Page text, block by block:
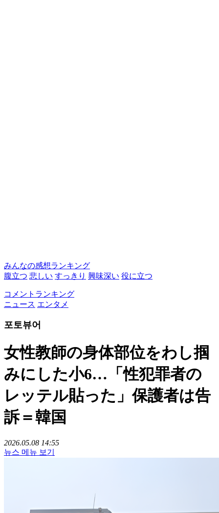
みんなの感想ランキング
腹立つ 悲しい すっきり 興味深い 役に立つ
コメントランキング
ニュース エンタメ
포토뷰어
女性教師の身体部位をわし掴
みにした小6…「性犯罪者の
レッテル貼った」保護者は告
訴＝韓国
2026.05.08 14:55
뉴스 메뉴 보기